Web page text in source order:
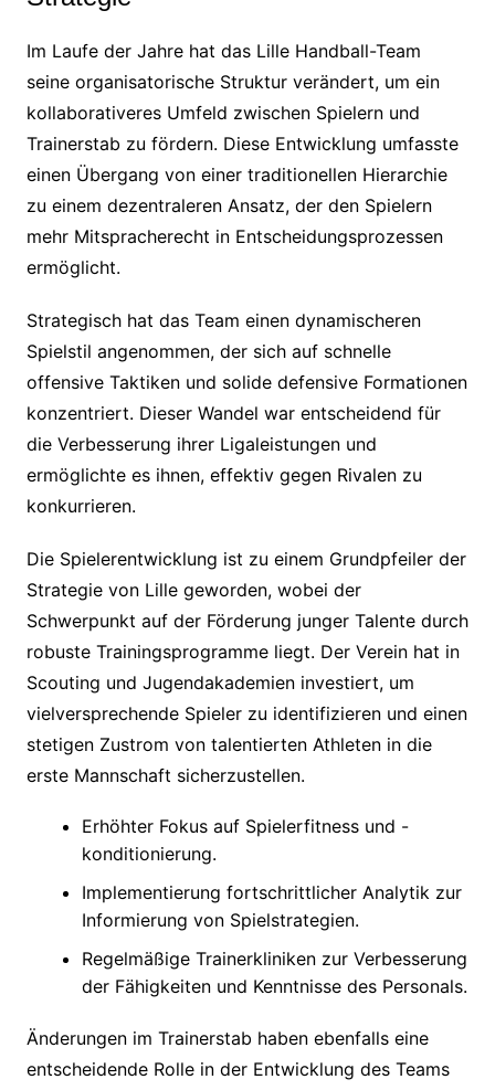
Im Laufe der Jahre hat das Lille Handball-Team
seine organisatorische Struktur verändert, um ein
kollaborativeres Umfeld zwischen Spielern und
Trainerstab zu fördern. Diese Entwicklung umfasste
einen Übergang von einer traditionellen Hierarchie
zu einem dezentraleren Ansatz, der den Spielern
mehr Mitspracherecht in Entscheidungsprozessen
ermöglicht.
Strategisch hat das Team einen dynamischeren
Spielstil angenommen, der sich auf schnelle
offensive Taktiken und solide defensive Formationen
konzentriert. Dieser Wandel war entscheidend für
die Verbesserung ihrer Ligaleistungen und
ermöglichte es ihnen, effektiv gegen Rivalen zu
konkurrieren.
Die Spielerentwicklung ist zu einem Grundpfeiler der
Strategie von Lille geworden, wobei der
Schwerpunkt auf der Förderung junger Talente durch
robuste Trainingsprogramme liegt. Der Verein hat in
Scouting und Jugendakademien investiert, um
vielversprechende Spieler zu identifizieren und einen
stetigen Zustrom von talentierten Athleten in die
erste Mannschaft sicherzustellen.
Erhöhter Fokus auf Spielerfitness und -
konditionierung.
Implementierung fortschrittlicher Analytik zur
Informierung von Spielstrategien.
Regelmäßige Trainerkliniken zur Verbesserung
der Fähigkeiten und Kenntnisse des Personals.
Änderungen im Trainerstab haben ebenfalls eine
entscheidende Rolle in der Entwicklung des Teams